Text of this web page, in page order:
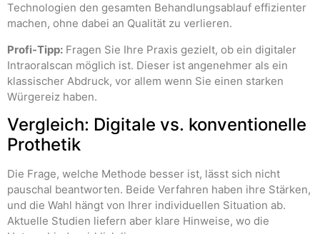
Technologien den gesamten Behandlungsablauf effizienter
machen, ohne dabei an Qualität zu verlieren.
Profi-Tipp: Fragen Sie Ihre Praxis gezielt, ob ein digitaler
Intraoralscan möglich ist. Dieser ist angenehmer als ein
klassischer Abdruck, vor allem wenn Sie einen starken
Würgereiz haben.
Vergleich: Digitale vs. konventionelle
Prothetik
Die Frage, welche Methode besser ist, lässt sich nicht
pauschal beantworten. Beide Verfahren haben ihre Stärken,
und die Wahl hängt von Ihrer individuellen Situation ab.
Aktuelle Studien liefern aber klare Hinweise, wo die